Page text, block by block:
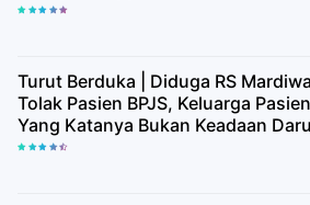
Turut Berduka | Diduga RS
Tolak Pasien BPJS, Keluarga
Yang Katanya Bukan Keadaan